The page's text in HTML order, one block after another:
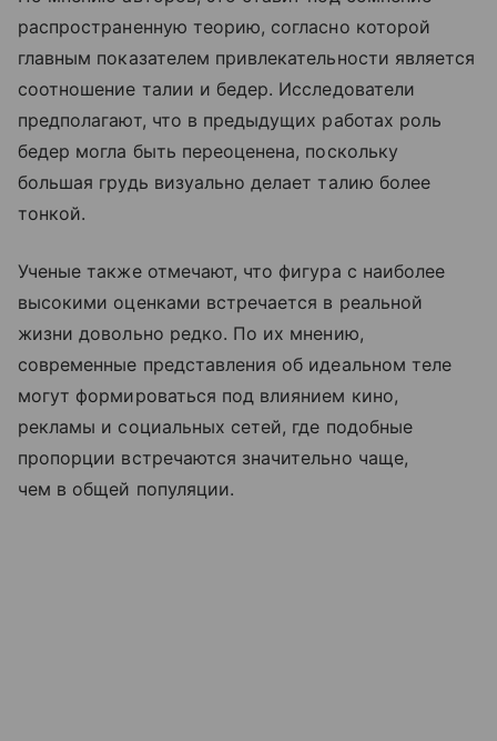
распространенную теорию, согласно которой
главным показателем привлекательности является
соотношение талии и бедер. Исследователи
предполагают, что в предыдущих работах роль
бедер могла быть переоценена, поскольку
большая грудь визуально делает талию более
тонкой.
Ученые также отмечают, что фигура с наиболее
высокими оценками встречается в реальной
жизни довольно редко. По их мнению,
современные представления об идеальном теле
могут формироваться под влиянием кино,
рекламы и социальных сетей, где подобные
пропорции встречаются значительно чаще,
чем в общей популяции.